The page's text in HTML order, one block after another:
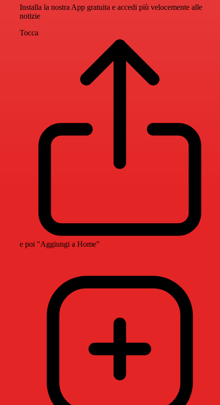
Installa la nostra App gratuita e accedi più velocemente alle
notizie
Tocca
e poi "Aggiungi a Home"